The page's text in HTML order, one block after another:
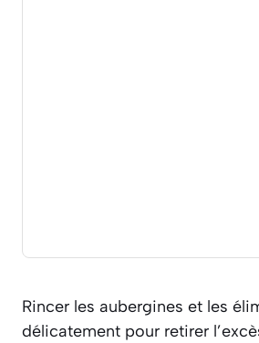
Rincer les aubergines et les
délicatement pour retirer